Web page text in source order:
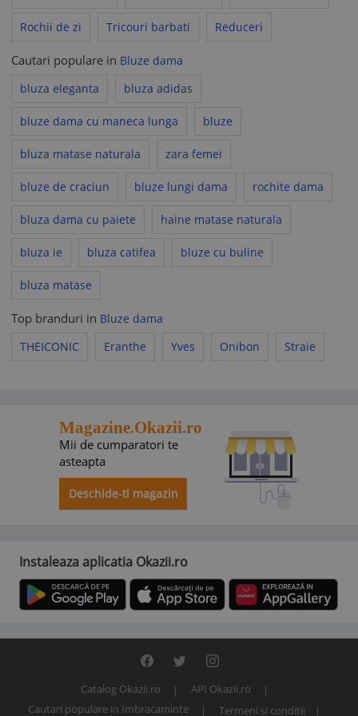
Rochii de zi Tricouri barbati Reduceri
Cautari populare in Bluze dama
bluza eleganta
bluza adidas
bluze dama cu maneca lunga bluze
bluza matase naturala zara femei
bluze de craciun bluze lungi dama rochite dama
bluza dama cu paiete haine matase naturala
bluza ie bluza catifea bluze cu buline
bluza matase
Top branduri in Bluze dama
THEICONIC
Eranthe Yves Onibon Straie
Magazine.Okazii.ro
Mii de cumparatori te
asteapta
Deschide-ti magazin
Instaleaza aplicatia Okazii.ro
Catalog Okazii.ro
API Okazii.ro
Cautari populare in Imbracaminte
Termeni si conditii